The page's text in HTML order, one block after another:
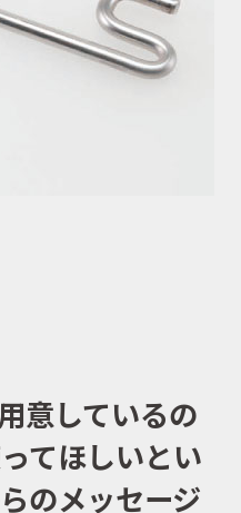
意しているの
てほしいとい
のメッセージ